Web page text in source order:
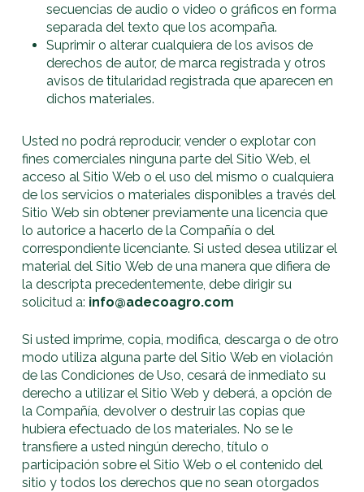
secuencias de audio o video o gráficos en forma
separada del texto que los acompaña.
Suprimir o alterar cualquiera de los avisos de
derechos de autor, de marca registrada y otros
avisos de titularidad registrada que aparecen en
dichos materiales.
Usted no podrá reproducir, vender o explotar con
fines comerciales ninguna parte del Sitio Web, el
acceso al Sitio Web o el uso del mismo o cualquiera
de los servicios o materiales disponibles a través del
Sitio Web sin obtener previamente una licencia que
lo autorice a hacerlo de la Compañía o del
correspondiente licenciante. Si usted desea utilizar el
material del Sitio Web de una manera que difiera de
la descripta precedentemente, debe dirigir su
solicitud a: info@adecoagro.com
Si usted imprime, copia, modifica, descarga o de otro
modo utiliza alguna parte del Sitio Web en violación
de las Condiciones de Uso, cesará de inmediato su
derecho a utilizar el Sitio Web y deberá, a opción de
la Compañía, devolver o destruir las copias que
hubiera efectuado de los materiales. No se le
transfiere a usted ningún derecho, título o
participación sobre el Sitio Web o el contenido del
sitio y todos los derechos que no sean otorgados